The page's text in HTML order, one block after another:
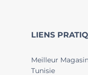
LIENS
Meilleur
Tunisie